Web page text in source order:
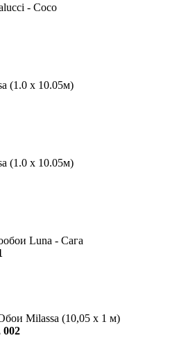
- Coco
(1.0 х 10.05м)
(1.0 х 10.05м)
Luna - Сага
Milassa (10,05 х 1 м)
002